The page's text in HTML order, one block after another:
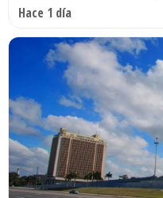
Hace 1 día